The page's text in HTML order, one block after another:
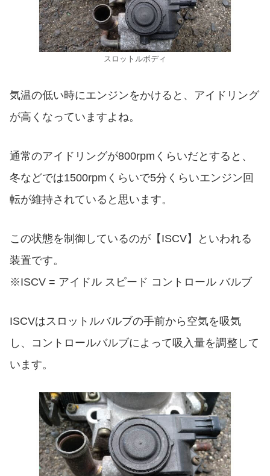
スロットルボディ
気温の低い時にエンジンをかけると、アイドリング
が高くなっていますよね。
通常のアイドリングが800rpmくらいだとすると、
冬などでは1500rpmくらいで5分くらいエンジン回
転が維持されていると思います。
この状態を制御しているのが【ISCV】といわれる
装置です。
※ISCV = アイドル スピード コントロール バルブ
ISCVはスロットルバルブの手前から空気を吸気
し、コントロールバルブによって吸入量を調整して
います。